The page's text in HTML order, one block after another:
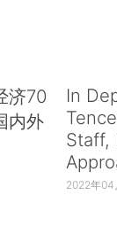
济70
内外
In
Staff,
2022年04